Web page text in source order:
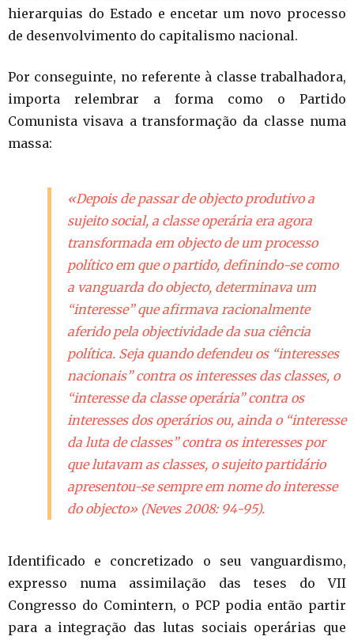
hierarquias do Estado e encetar um novo processo
de desenvolvimento do capitalismo nacional.
Por conseguinte, no referente à classe trabalhadora,
importa relembrar a forma como o Partido
Comunista visava a transformação da classe numa
massa:
«Depois de passar de objecto produtivo a
sujeito social, a classe operária era agora
transformada em objecto de um processo
político em que o partido, definindo-se como
a vanguarda do objecto, determinava um
“interesse” que afirmava racionalmente
aferido pela objectividade da sua ciência
política. Seja quando defendeu os “interesses
nacionais” contra os interesses das classes, o
“interesse da classe operária” contra os
interesses dos operários ou, ainda o “interesse
da luta de classes” contra os interesses por
que lutavam as classes, o sujeito partidário
apresentou-se sempre em nome do interesse
do objecto» (Neves 2008: 94-95).
Identificado e concretizado o seu vanguardismo,
expresso numa assimilação das teses do VII
Congresso do Comintern, o PCP podia então partir
para a integração das lutas sociais operárias que